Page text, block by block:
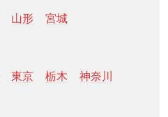
山形 宮城
東京 栃木
神奈川